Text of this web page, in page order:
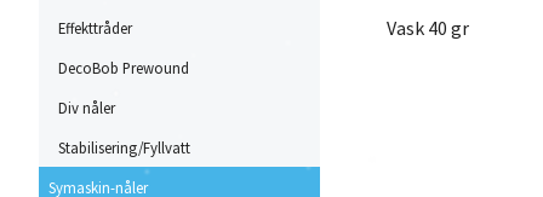
Effekttråder
DecoBob Prewound
Div nåler
Stabilisering/Fyllvatt
Symaskin-nåler
Vask 40 gr